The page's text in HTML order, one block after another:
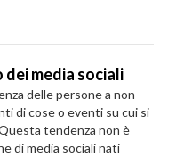
media sociali
delle persone a non
di cose o eventi su cui si
tendenza non è
di media sociali nati